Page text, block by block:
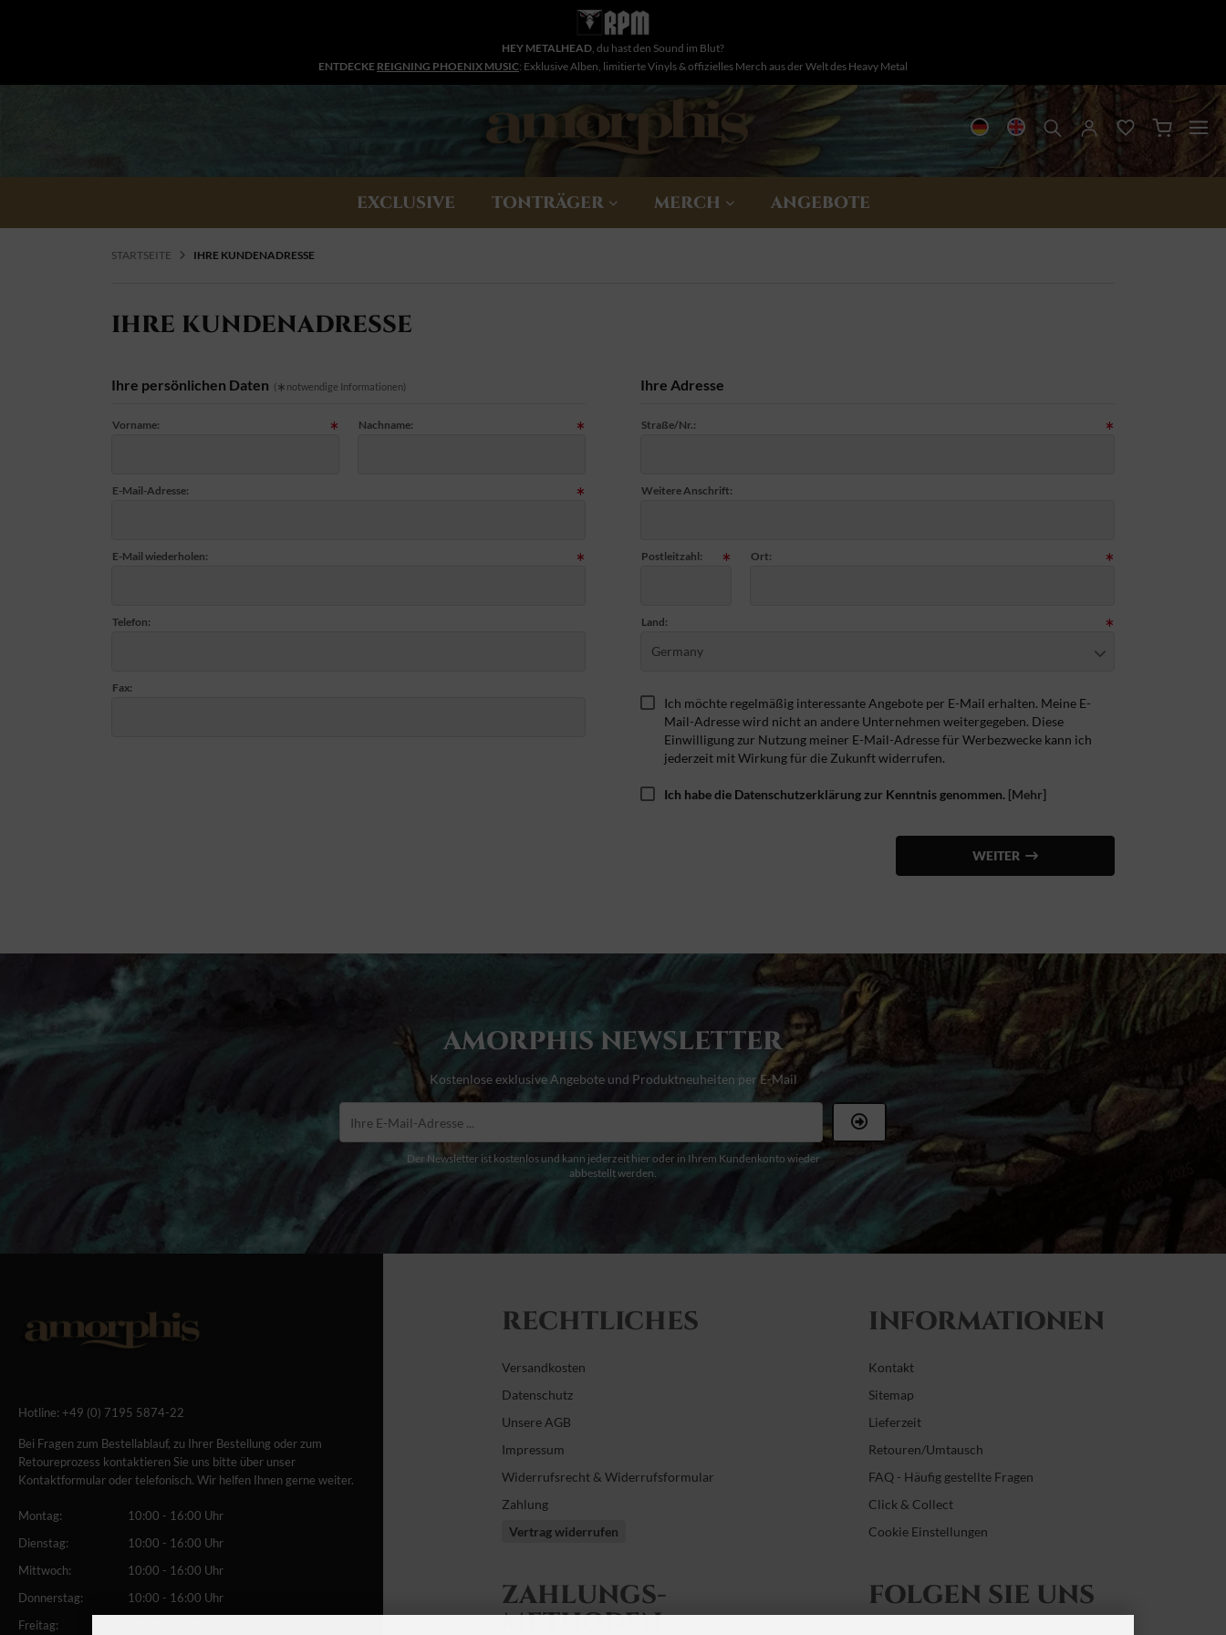
HEY METALHEAD, du hast den Sound im Blut?
ENTDECKE REIGNING PHOENIX MUSIC: Exklusive Alben, limitierte Vinyls & offizielles Merch aus der Welt des Heavy Metal
EXCLUSIVE TONTRÄGER MERCH ANGEBOTE
STARTSEITE IHRE KUNDENADRESSE
IHRE KUNDENADRESSE
Ihre persönlichen Daten ( notwendige Informationen)
Vorname: Nachname:
E-Mail-Adresse:
E-Mail wiederholen:
Telefon:
Fax:
Ihre Adresse
Straße/Nr.:
Weitere Anschrift:
Postleitzahl: Ort:
Land:
Germany
Ich möchte regelmäßig interessante Angebote per E-Mail erhalten. Meine E-
Mail-Adresse wird nicht an andere Unternehmen weitergegeben. Diese
Einwilligung zur Nutzung meiner E-Mail-Adresse für Werbezwecke kann ich
jederzeit mit Wirkung für die Zukunft widerrufen.
Ich habe die Datenschutzerklärung zur Kenntnis genommen. [Mehr]
WEITER
AMORPHIS NEWSLETTER
Kostenlose exklusive Angebote und Produktneuheiten per E-Mail
Der Newsletter ist kostenlos und kann jederzeit hier oder in Ihrem Kundenkonto wieder
abbestellt werden.
Hotline: +49 (0) 7195 5874-22
Bei Fragen zum Bestellablauf, zu Ihrer Bestellung oder zum
Retoureprozess kontaktieren Sie uns bitte über unser
Kontaktformular oder telefonisch. Wir helfen Ihnen gerne weiter.
Montag:
10:00 - 16:00 Uhr
Dienstag:
10:00 - 16:00 Uhr
Mittwoch:
10:00 - 16:00 Uhr
Donnerstag:
10:00 - 16:00 Uhr
Freitag:
RECHTLICHES
Versandkosten
Datenschutz
Unsere AGB
Impressum
Widerrufsrecht & Widerrufsformular
Zahlung
Vertrag widerrufen
INFORMATIONEN
Kontakt
Sitemap
Lieferzeit
Retouren/Umtausch
FAQ - Häufig gestellte Fragen
Click & Collect
Cookie Einstellungen
ZAHLUNGS­
METHODEN
FOLGEN SIE UNS